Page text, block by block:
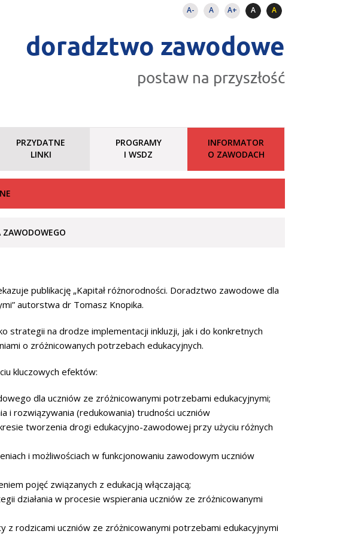
A- A A+ A A
doradztwo zawodowe
postaw na przyszłość
PRZYDATNE
LINKI
PROGRAMY
I WSDZ
INFORMATOR
O ZAWODACH
publikację „Kapitał różnorodności. Doradztwo zawodowe dla
autorstwa dr Tomasz Knopika.
strategii na drodze implementacji inkluzji, jak i do konkretnych
o zróżnicowanych potrzebach edukacyjnych.
kluczowych efektów:
dla uczniów ze zróżnicowanymi potrzebami edukacyjnymi;
i rozwiązywania (redukowania) trudności uczniów
tworzenia drogi edukacyjno-zawodowej przy użyciu różnych
i możliwościach w funkcjonowaniu zawodowym uczniów
pojęć związanych z edukacją włączającą;
działania w procesie wspierania uczniów ze zróżnicowanymi
rodzicami uczniów ze zróżnicowanymi potrzebami edukacyjnymi